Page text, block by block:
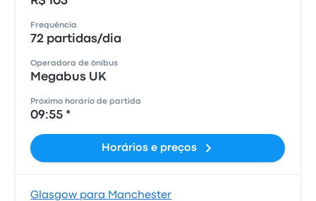
Frequência
72 partidas/dia
Operadora de ônibus
Megabus UK
Próximo horário de partida
09:55 *
Horários e preços
Glasgow para Manchester